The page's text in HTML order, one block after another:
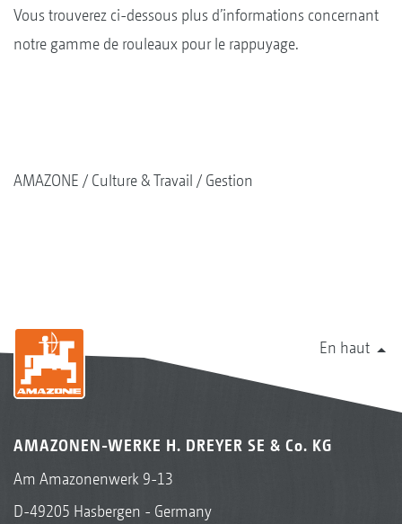
Vous trouverez ci-dessous plus d’informations concernant
notre gamme de rouleaux pour le rappuyage.
AMAZONE Culture & Travail Gestion
En haut
AMAZONEN-WERKE H. DREYER SE & Co. KG
Am Amazonenwerk 9-13
D-49205 Hasbergen - Germany